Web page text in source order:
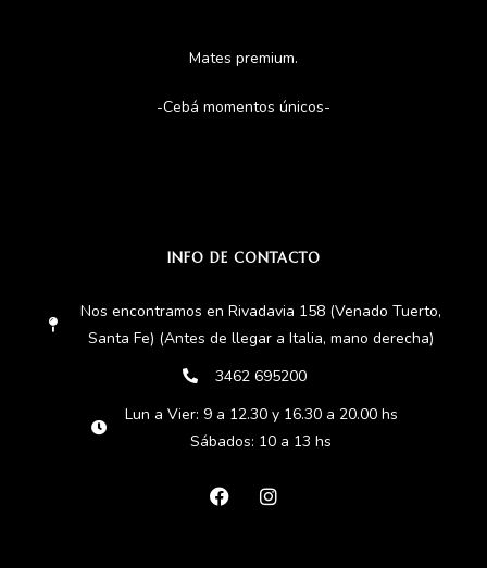
Mates premium.
-Cebá momentos únicos-
INFO DE CONTACTO
Nos encontramos en Rivadavia 158 (Venado Tuerto,
Santa Fe) (Antes de llegar a Italia, mano derecha)
3462 695200
Lun a Vier: 9 a 12.30 y 16.30 a 20.00 hs
Sábados: 10 a 13 hs